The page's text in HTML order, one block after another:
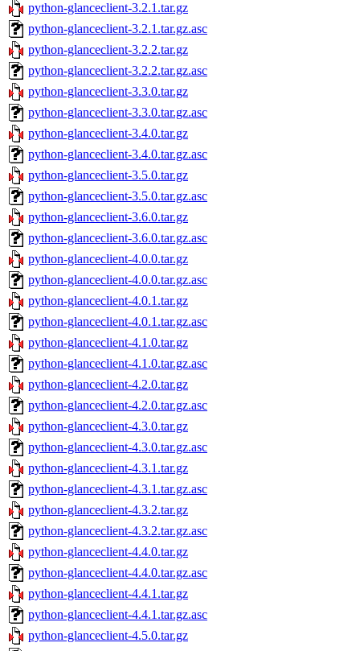
python-glanceclient-3.2.1.tar.gz
python-glanceclient-3.2.1.tar.gz.asc
python-glanceclient-3.2.2.tar.gz
python-glanceclient-3.2.2.tar.gz.asc
python-glanceclient-3.3.0.tar.gz
python-glanceclient-3.3.0.tar.gz.asc
python-glanceclient-3.4.0.tar.gz
python-glanceclient-3.4.0.tar.gz.asc
python-glanceclient-3.5.0.tar.gz
python-glanceclient-3.5.0.tar.gz.asc
python-glanceclient-3.6.0.tar.gz
python-glanceclient-3.6.0.tar.gz.asc
python-glanceclient-4.0.0.tar.gz
python-glanceclient-4.0.0.tar.gz.asc
python-glanceclient-4.0.1.tar.gz
python-glanceclient-4.0.1.tar.gz.asc
python-glanceclient-4.1.0.tar.gz
python-glanceclient-4.1.0.tar.gz.asc
python-glanceclient-4.2.0.tar.gz
python-glanceclient-4.2.0.tar.gz.asc
python-glanceclient-4.3.0.tar.gz
python-glanceclient-4.3.0.tar.gz.asc
python-glanceclient-4.3.1.tar.gz
python-glanceclient-4.3.1.tar.gz.asc
python-glanceclient-4.3.2.tar.gz
python-glanceclient-4.3.2.tar.gz.asc
python-glanceclient-4.4.0.tar.gz
python-glanceclient-4.4.0.tar.gz.asc
python-glanceclient-4.4.1.tar.gz
python-glanceclient-4.4.1.tar.gz.asc
python-glanceclient-4.5.0.tar.gz